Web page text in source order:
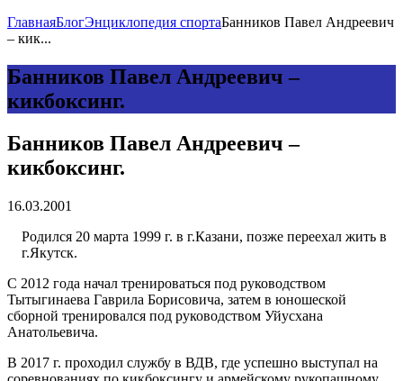
ГлавнаяБлогЭнциклопедия спортаБанников Павел Андреевич
– кик...
Банников Павел Андреевич –
кикбоксинг.
Банников Павел Андреевич –
кикбоксинг.
16.03.2001
Родился 20 марта 1999 г. в г.Казани, позже переехал жить в
г.Якутск.
С 2012 года начал тренироваться под руководством
Тытыгинаева Гаврила Борисовича, затем в юношеской
сборной тренировался под руководством Уйусхана
Анатольевича.
В 2017 г. проходил службу в ВДВ, где успешно выступал на